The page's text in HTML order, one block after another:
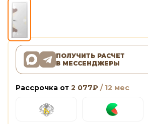
ПОЛУЧИТЬ РАСЧЕТ
В МЕССЕНДЖЕРЫ
Рассрочка от 2 077₽ / 12 мес